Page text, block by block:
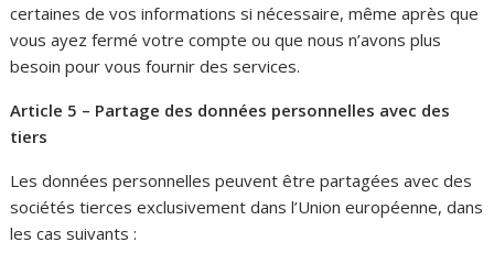
certaines de vos informations si nécessaire, même après que
vous ayez fermé votre compte ou que nous n’avons plus
besoin pour vous fournir des services.
Article 5 – Partage des données personnelles avec des
tiers
Les données personnelles peuvent être partagées avec des
sociétés tierces exclusivement dans l’Union européenne, dans
les cas suivants :